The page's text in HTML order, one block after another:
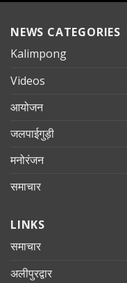
NEWS CATEGORIES
Kalimpong
Videos
आयोजन
जलपाईगुड़ी
मनोरंजन
समाचार
LINKS
समाचार
अलीपुरद्वार